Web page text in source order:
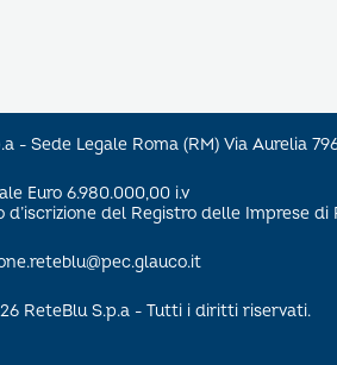
- Sede Legale Roma (RM) Via Aurelia
Euro 6.980.000,00 i.v
d’iscrizione del Registro delle Imprese di
ReteBlu S.p.a - Tutti i diritti riservati.